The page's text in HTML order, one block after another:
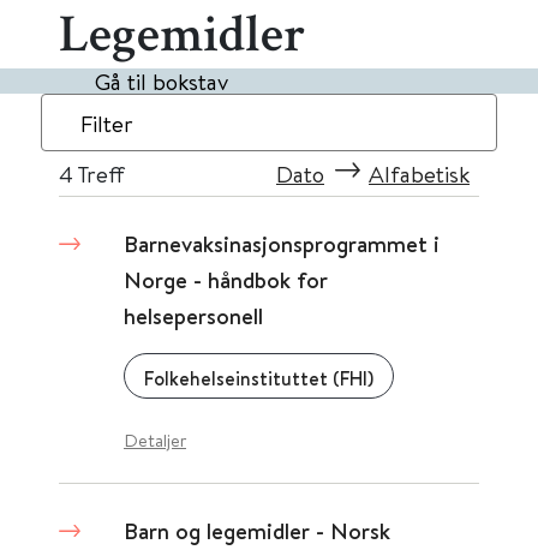
Legemidler
Gå til bokstav
Filter
4 Treff Dato Alfabetisk
Barnevaksinasjonsprogrammet i
Norge - håndbok for
helsepersonell
Folkehelseinstituttet (FHI)
Detaljer
Barn og legemidler - Norsk